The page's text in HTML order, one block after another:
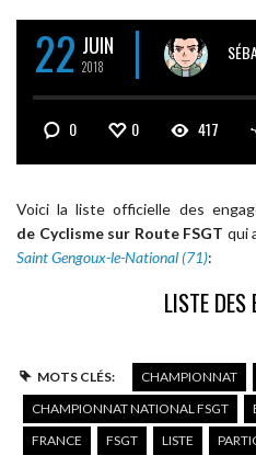
22 JUIN
2018
0 0 417
Voici la liste officielle des
de Cyclisme sur Route FSGT qui
Saint Gengoux-le-National (71):
LISTE DES
MOTS CLÉS: CHAMPIONNAT
CHAMPIONNAT NATIONAL FSGT
FRANCE
FSGT LISTE